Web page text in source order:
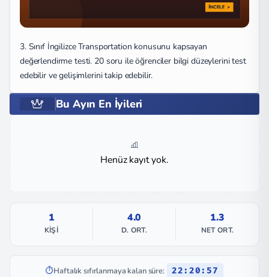
3. Sınıf İngilizce Transportation konusunu kapsayan
değerlendirme testi. 20 soru ile öğrenciler bilgi düzeylerini test
edebilir ve gelişimlerini takip edebilir.
Bu Ayın En İyileri
Henüz kayıt yok.
1
KIŞI
4.0
D. ORT.
1.3
NET ORT.
⏱️Haftalık sıfırlanmaya kalan süre: 22:20:57